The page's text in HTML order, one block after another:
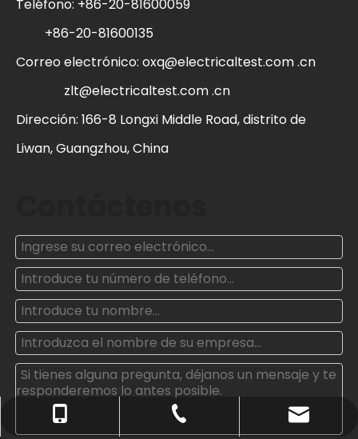
+86- 18011959092
+86-20-81600135
oxq@electricaltest.com .cn
Teléfono: +86-20-81600059
+86-20-81600135
Correo electrónico: oxq@electricaltest.com .cn
zlt@electricaltest.com .cn
Dirección: 166-8 Longxi Middle Road, distrito de
Liwan, Guangzhou, China